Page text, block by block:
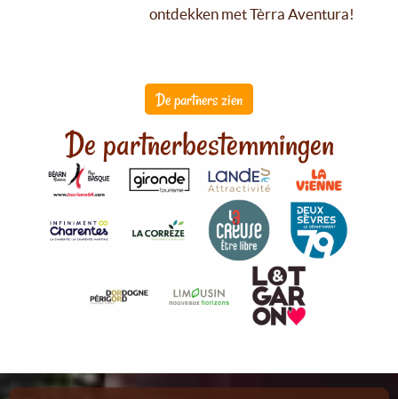
ontdekken met Tèrra Aventura!
De partners zien
De partnerbestemmingen